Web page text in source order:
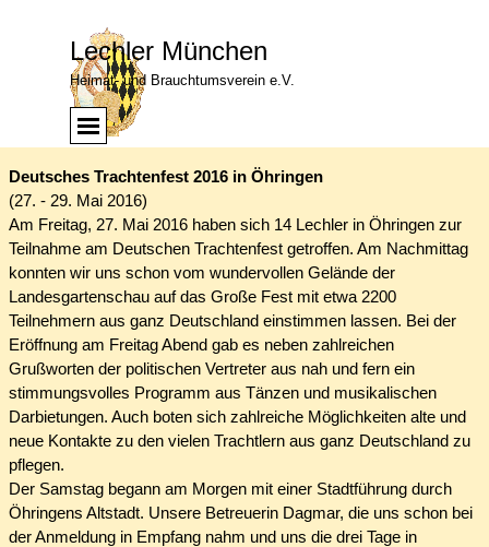
Menü
Lechler München
Heimat- und Brauchtumsverein e.V.
Menü überspringen
Deutsches Trachtenfest 2016 in Öhringen
(27. - 29. Mai 2016)
Am Freitag, 27. Mai 2016 haben sich 14 Lechler in Öhringen zur
Teilnahme am Deutschen Trachtenfest getroffen. Am Nachmittag
konnten wir uns schon vom wundervollen Gelände der
Landesgartenschau auf das Große Fest mit etwa 2200
Teilnehmern aus ganz Deutschland einstimmen lassen. Bei der
Eröffnung am Freitag Abend gab es neben zahlreichen
Grußworten der politischen Vertreter aus nah und fern ein
stimmungsvolles Programm aus Tänzen und musikalischen
Darbietungen. Auch boten sich zahlreiche Möglichkeiten alte und
neue Kontakte zu den vielen Trachtlern aus ganz Deutschland zu
pflegen.
Der Samstag begann am Morgen mit einer Stadtführung durch
Öhringens Altstadt. Unsere Betreuerin Dagmar, die uns schon bei
der Anmeldung in Empfang nahm und uns die drei Tage in